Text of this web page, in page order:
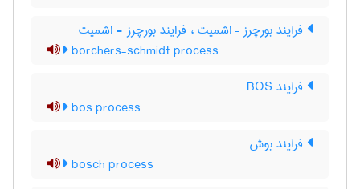
فرایند بورچرز – اشمیت ، فرایند بورچرز - اشمیت
borchers-schmidt process
فرایند BOS
bos process
فرایند بوش
bosch process